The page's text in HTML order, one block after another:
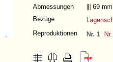
Abmessungen
||| 69
Bezüge
Reproduktionen
Nr. 1